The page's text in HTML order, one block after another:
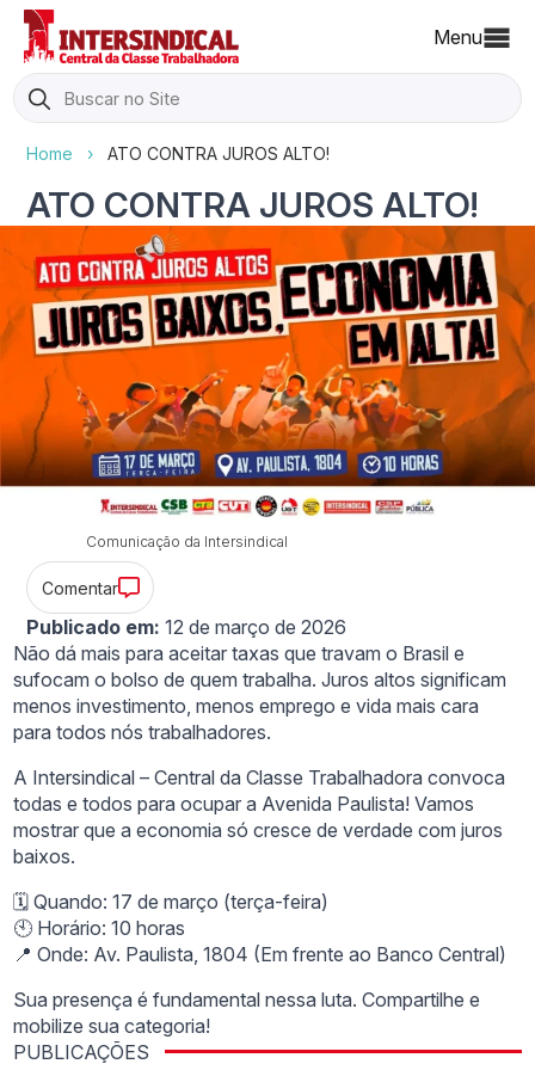
Menu
Search
for:
Home › ATO CONTRA JUROS ALTO!
ATO CONTRA JUROS ALTO!
Comunicação da Intersindical
Comentar
Publicado em: 12 de março de 2026
Não dá mais para aceitar taxas que travam o Brasil e
sufocam o bolso de quem trabalha. Juros altos significam
menos investimento, menos emprego e vida mais cara
para todos nós trabalhadores.
A Intersindical – Central da Classe Trabalhadora convoca
todas e todos para ocupar a Avenida Paulista! Vamos
mostrar que a economia só cresce de verdade com juros
baixos.
🗓️ Quando: 17 de março (terça-feira)
🕙 Horário: 10 horas
📍 Onde: Av. Paulista, 1804 (Em frente ao Banco Central)
Sua presença é fundamental nessa luta. Compartilhe e
mobilize sua categoria!
PUBLICAÇÕES